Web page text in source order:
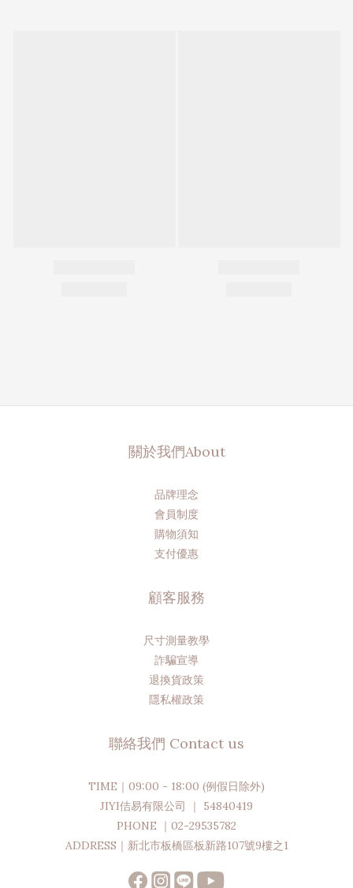
關於我們About
品牌理念
會員制度
購物須知
支付優惠
顧客服務
尺寸測量教學
詐騙宣導
退換貨政策
隱私權政策
聯絡我們 Contact us
TIME｜09:00 - 18:00 (例假日除外)
JIYI佶易有限公司 ｜ 54840419
PHONE ｜02-29535782
ADDRESS｜新北市板橋區板新路107號9樓之1